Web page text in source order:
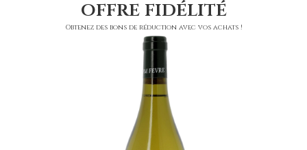
offre fidélité
Obtenez des bons de réduction avec vos achats !